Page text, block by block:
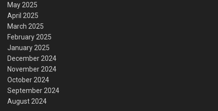
May 2025
April 2025
March 2025
February 2025
January 2025
December 2024
November 2024
October 2024
September 2024
August 2024